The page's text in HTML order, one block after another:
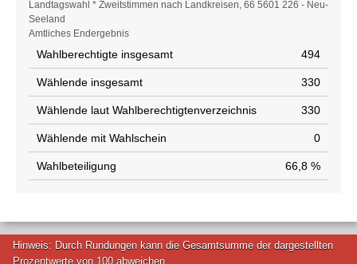
Wahlstatistik
Landtagswahl * Zweitstimmen nach Landkreisen, 66 5601 226 - Neu-
Seeland
Amtliches Endergebnis
Wahlberechtigte insgesamt 494
Wählende insgesamt 330
Wählende laut Wahlberechtigtenverzeichnis 330
Wählende mit Wahlschein 0
Wahlbeteiligung 66,8 %
Hinweis: Durch Rundungen kann die Gesamtsumme der dargestellten
Prozentwerte von 100 abweichen.